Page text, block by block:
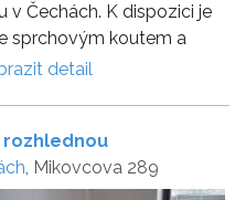
Čechách. K dispozici je
sprchovým koutem a
detail
rozhlednou
, Mikovcova 289